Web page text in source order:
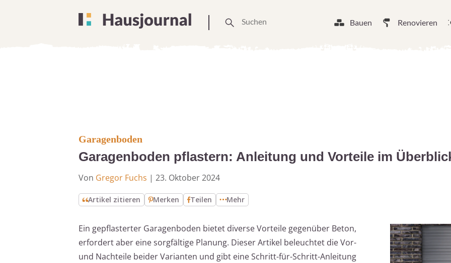
Bauen Renovieren
Garagenboden
Garagenboden pflastern: Anleitung und Vorteile im
Von Gregor Fuchs | 23. Oktober 2024
Artikel zitieren Merken Teilen Mehr
Ein gepflasterter Garagenboden bietet diverse Vorteile gegenüber Beton,
erfordert aber eine sorgfältige Planung. Dieser Artikel beleuchtet die Vor-
und Nachteile beider Varianten und gibt eine Schritt-für-Schritt-Anleitung